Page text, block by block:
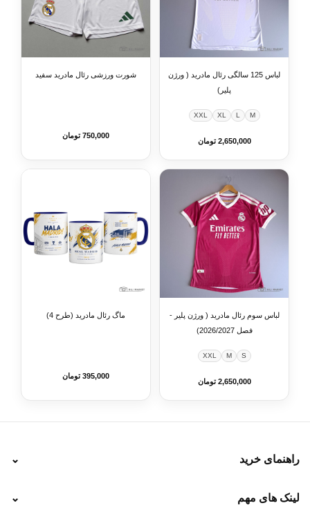
لباس 125 سالگی رئال مادرید ( ورژن
پلیر)
M
L
XL
XXL
2,650,000 تومان
شورت ورزشی رئال مادرید سفید
750,000 تومان
لباس سوم رئال مادرید ( ورژن پلیر -
فصل 2026/2027)
S
M
XXL
2,650,000 تومان
ماگ رئال مادرید (طرح 4)
395,000 تومان
راهنمای خرید ⌄
نحوه پرداخت
لینک های مهم ⌄